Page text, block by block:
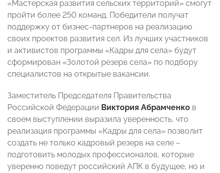
«Мастерская развития сельских территорий» смогут
пройти более 250 команд. Победители получат
поддержку от бизнес-партнеров на реализацию
своих проектов развития сел. Из лучших участников
и активистов программы «Кадры для села» будут
сформирован «Золотой резерв села» по подбору
специалистов на открытые вакансии.
Заместитель Председателя Правительства
Российской Федерации Виктория Абрамченко в
своем выступлении выразила уверенность, что
реализация программы «Кадры для села» позволит
создать не только кадровый резерв на селе –
подготовить молодых профессионалов, которые
уверенно поведут российский АПК в будущее, но и